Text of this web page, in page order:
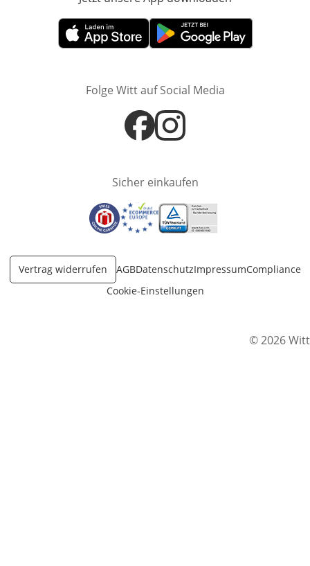
Öffnet in neuem FensterÖffnet in neuem Fenster
Folge Witt auf Social Media
Öffnet in neuem Fenster
Öffnet in neuem Fenster
Sicher einkaufen
Öffnet in neuem Fenster
Öffnet in neuem Fenster
Öffnet in neuem Fenster
Vertrag widerrufen AGBDatenschutzImpressumCompliance
Cookie-Einstellungen
© 2026 Witt